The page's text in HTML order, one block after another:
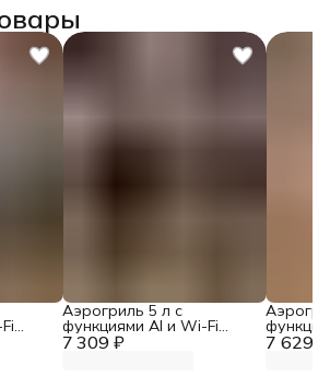
7 309 ₽
Аэрогриль 5 л с
функциями AI и Wi-Fi
управлением 7 629 ₽